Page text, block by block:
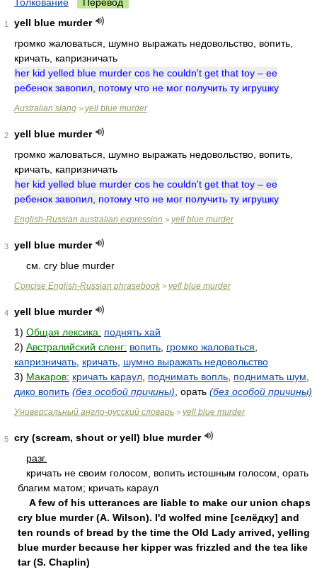
1
yell blue murder
громко жаловаться, шумно выражать недовольство, вопить,
кричать, капризничать
her kid yelled blue murder cos he couldn't get that toy – ее
ребенок завопил, потому что не мог получить ту игрушку
Australian slang > yell blue murder
2
yell blue murder
громко жаловаться, шумно выражать недовольство, вопить,
кричать, капризничать
her kid yelled blue murder cos he couldn't get that toy – ее
ребенок завопил, потому что не мог получить ту игрушку
English-Russian australian expression > yell blue murder
3
yell blue murder
см. cry blue murder
Concise English-Russian phrasebook > yell blue murder
4
yell blue murder
1) Общая лексика: поднять хай
2) Австралийский сленг: вопить громко жаловаться
капризничать кричать шумно выражать недовольство
3) Макаров: кричать караул поднимать вопль поднимать шум
дико вопить (без особой причины) , орать (без особой причины)
Универсальный англо-русский словарь > yell blue murder
5
cry (scream, shout or yell) blue murder
paзг.
кpичaть нe cвoим гoлocoм, вoпить иcтoшным гoлocoм, opaть
блaгим мaтoм; кpичaть кapaул
A few of his utterances are liable to make our union chaps
cry blue murder (A. Wilson). I'd wolfed mine [ceлёдку] and
ten rounds of bread by the time the Old Lady arrived, yelling
blue murder because her kipper was frizzled and the tea like
tar (S. Chaplin)